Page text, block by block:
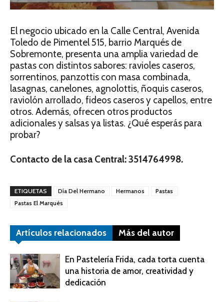
El negocio ubicado en la Calle Central, Avenida
Toledo de Pimentel 515, barrio Marqués de
Sobremonte, presenta una amplia variedad de
pastas con distintos sabores: ravioles caseros,
sorrentinos, panzottis con masa combinada,
lasagnas, canelones, agnolottis, ñoquis caseros,
raviolón arrollado, fideos caseros y capellos, entre
otros. Además, ofrecen otros productos
adicionales y salsas ya listas. ¿Qué esperás para
probar?
Contacto de la casa Central: 3514764998.
ETIQUETAS Día Del Hermano Hermanos
Pastas
Pastas El Marqués
Artículos relacionados Más del autor
En Pastelería Frida, cada torta cuenta
una historia de amor, creatividad y
dedicación